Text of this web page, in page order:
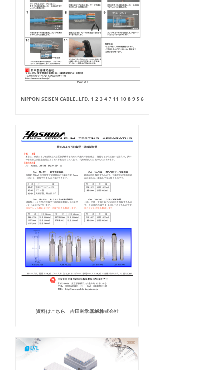
NIPPON SEISEN CABLE.,LTD. 1 2 3 4 7 11 10 8 9 5 6
資料はこちら - 吉田科学器械株式会社